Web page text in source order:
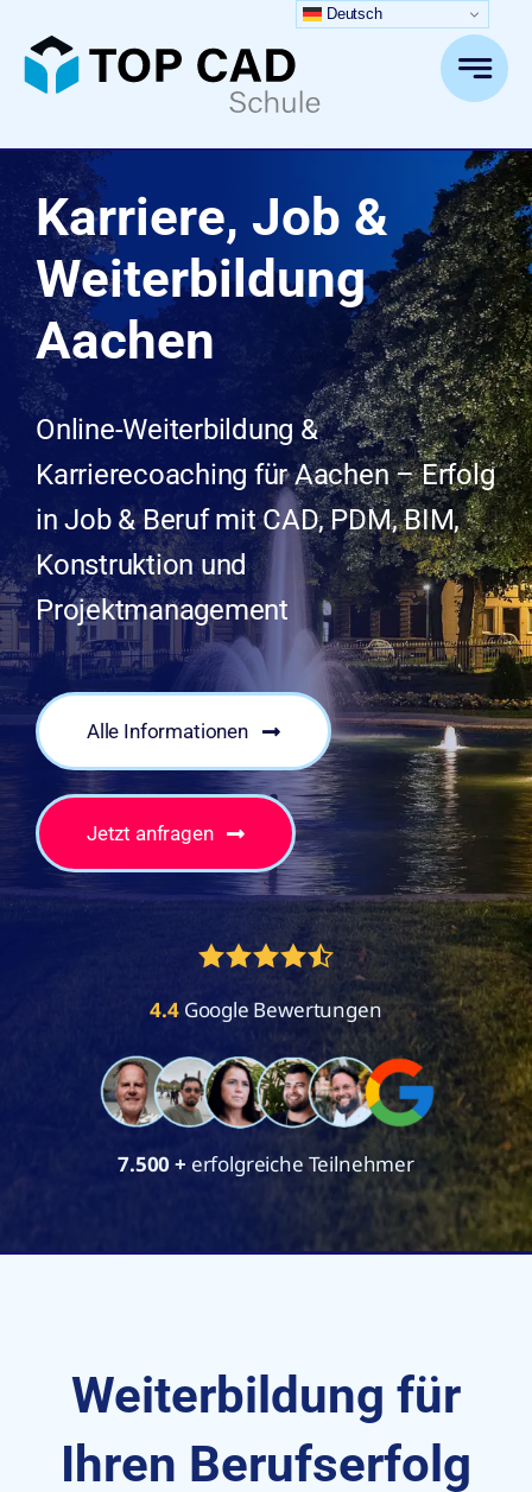
Inhalt
springen
Karriere, Job &
Weiterbildung
Aachen
Online-Weiterbildung &
Karrierecoaching für Aachen – Erfolg
in Job & Beruf mit CAD, PDM, BIM,
Konstruktion und
Projektmanagement
Alle Informationen
Jetzt anfragen
4.4Google Bewertungen
7.500 + erfolgreiche Teilnehmer
Weiterbildung für
Ihren Berufserfolg
Deutsch